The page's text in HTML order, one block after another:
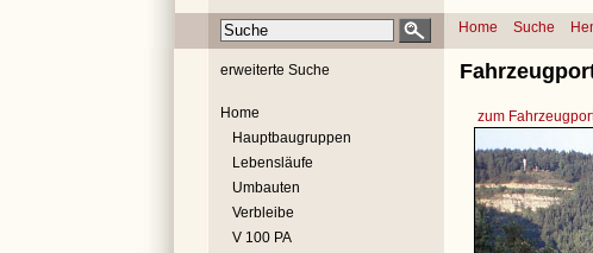
Home Suche
erweiterte Suche
Home
Hauptbaugruppen
Lebensläufe
Umbauten
Verbleibe
V 100 PA
zum